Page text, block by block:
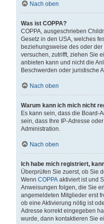
Nach oben
Was ist COPPA?
COPPA, ausgeschrieben
Gesetz in den USA, welches
beziehungsweise des oder
versuchen, zutrifft, ziehen Sie
anbieten kann und nicht die
Beschwerden oder juristische
Nach oben
Warum kann ich mich nicht
Es kann sein, dass die Board-
sein, dass Ihre IP-Adresse
Administration.
Nach oben
Ich habe mich registriert,
Überprüfen Sie zuerst, ob Sie
Wenn COPPA aktiviert ist und
Anweisungen folgen, die Sie
angemeldeten Mitglieder erst
ob eine Aktivierung nötig ist
Adresse korrekt eingegeben
wurde, dann kontaktieren Sie